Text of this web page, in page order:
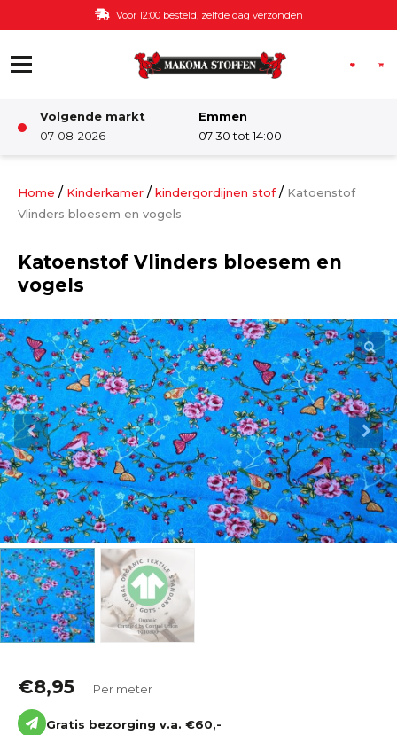
Ga naar de inhoud Voor 12:00 besteld, zelfde dag verzonden
Volgende markt
07-08-2026
Emmen
07:30 tot 14:00
Damesstoffen
Kinderkamer
Katoen
Grootverbruik
Tijdpakker stof
Home / Kinderkamer / kindergordijnen stof/ Katoenstof
Vlinders bloesem en vogels
Katoenstof Vlinders bloesem en
vogels
€8,95 Per meter
Gratis bezorging v.a. €60,-